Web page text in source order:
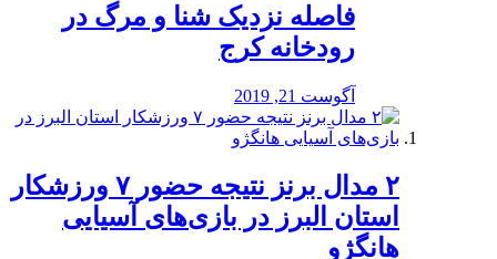
️فاصله نزدیک شنا و مرگ در
رودخانه کرج
آگوست 21, 2019
۲ مدال برنز نتیجه حضور ۷ ورزشکار
استان البرز در بازی‌های آسیایی
هانگژو